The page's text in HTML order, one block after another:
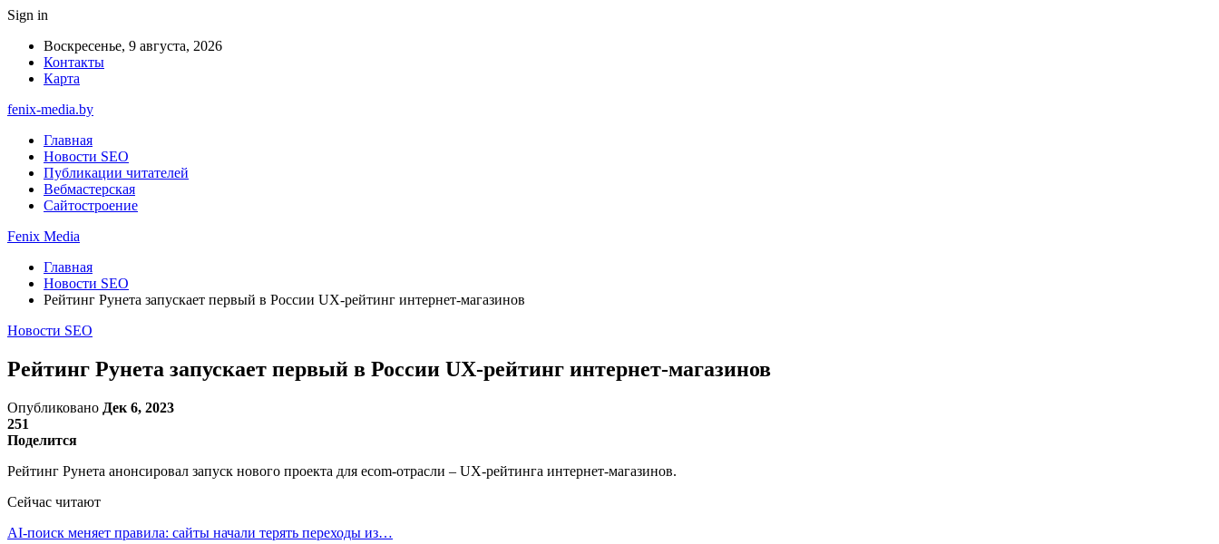
Sign in
Воскресенье, 9 августа, 2026
Контакты
Карта
fenix-media.by
Главная
Новости SEO
Публикации читателей
Вебмастерская
Сайтостроение
Fenix Media
Главная
Новости SEO
Рейтинг Рунета запускает первый в России UX-рейтинг интернет-магазинов
Новости SEO
Рейтинг Рунета запускает первый в России UX-рейтинг интернет-магазинов
Опубликовано Дек 6, 2023
251
Поделится
Рейтинг Рунета анонсировал запуск нового проекта для ecom-отрасли – UX-рейтинга интернет-магазинов.
Сейчас читают
AI-поиск меняет правила: сайты начали терять переходы из…